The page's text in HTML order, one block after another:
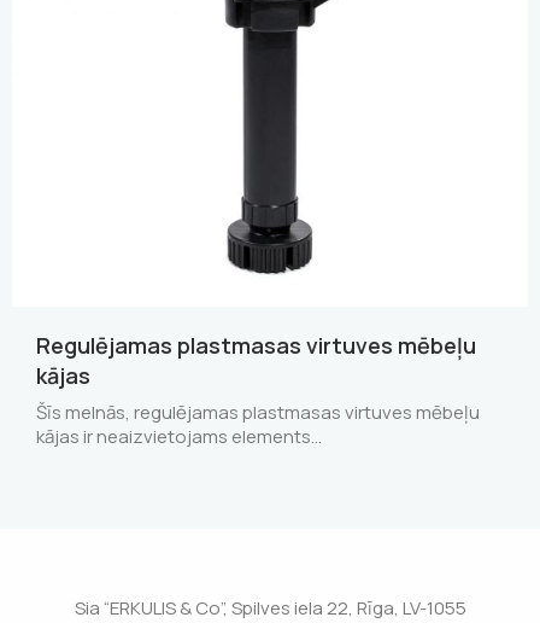
Regulējamas plastmasas virtuves mēbeļu
kājas
Šīs melnās, regulējamas plastmasas virtuves mēbeļu
kājas ir neaizvietojams elements…
Sia “ERKULIS & Co”, Spilves iela 22, Rīga, LV-1055